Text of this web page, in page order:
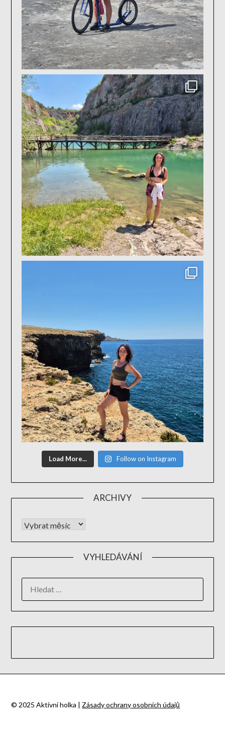
Load More... Follow on Instagram
ARCHIVY
VYHLEDÁVÁNÍ
© 2025 Aktivní holka | Zásady ochrany osobních údajů